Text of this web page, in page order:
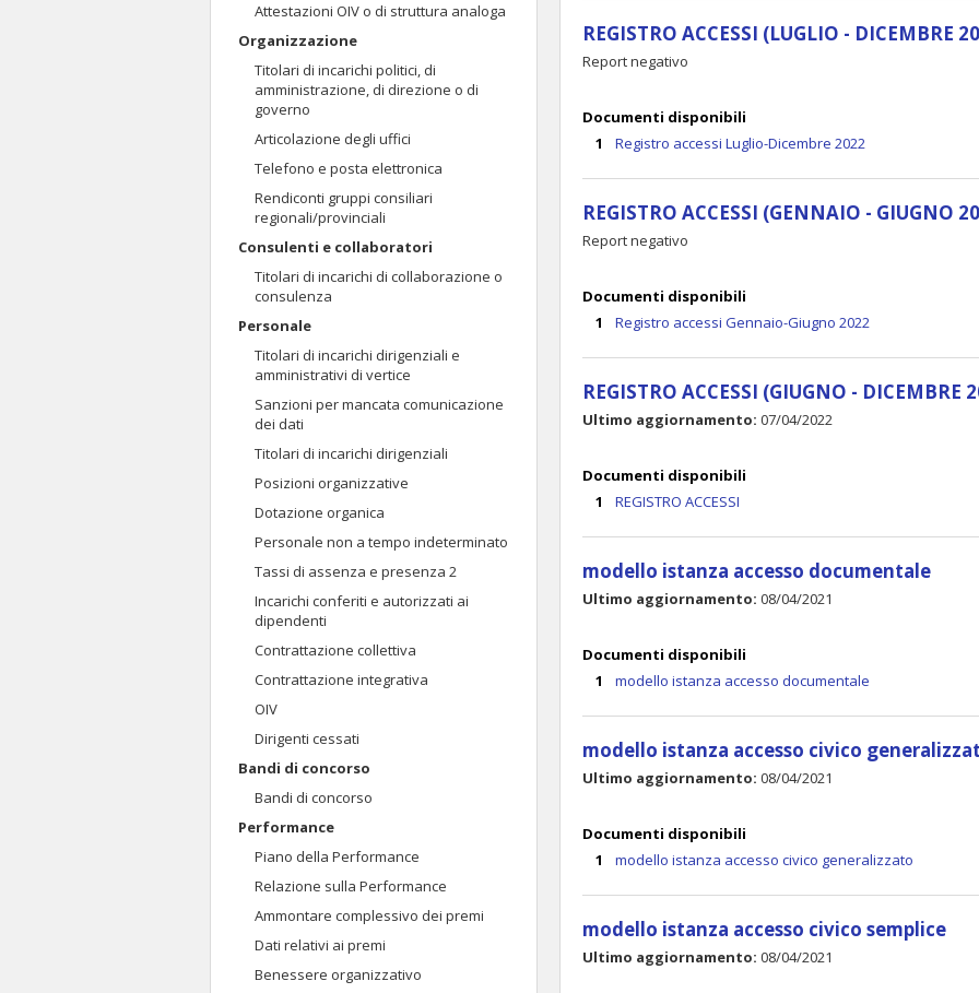
Attestazioni OIV o di struttura analoga
Organizzazione
Titolari di incarichi politici, di
amministrazione, di direzione o di
governo
Articolazione degli uffici
Telefono e posta elettronica
Rendiconti gruppi consiliari
regionali/provinciali
Consulenti e collaboratori
Titolari di incarichi di collaborazione o
consulenza
Personale
Titolari di incarichi dirigenziali e
amministrativi di vertice
Sanzioni per mancata comunicazione
dei dati
Titolari di incarichi dirigenziali
Posizioni organizzative
Dotazione organica
Personale non a tempo indeterminato
Tassi di assenza e presenza 2
Incarichi conferiti e autorizzati ai
dipendenti
Contrattazione collettiva
Contrattazione integrativa
OIV
Dirigenti cessati
Bandi di concorso
Bandi di concorso
Performance
Piano della Performance
Relazione sulla Performance
Ammontare complessivo dei premi
Dati relativi ai premi
Benessere organizzativo
REGISTRO ACCESSI (LUGLIO - DICEMBRE
Report negativo
Documenti disponibili
Registro accessi Luglio-Dicembre 2022
REGISTRO ACCESSI (GENNAIO - GIUGNO
Report negativo
Documenti disponibili
Registro accessi Gennaio-Giugno 2022
REGISTRO ACCESSI (GIUGNO - DICEMBRE
Ultimo aggiornamento: 07/04/2022
Documenti disponibili
REGISTRO ACCESSI
modello istanza accesso documentale
Ultimo aggiornamento: 08/04/2021
Documenti disponibili
modello istanza accesso documentale
modello istanza accesso civico
Ultimo aggiornamento: 08/04/2021
Documenti disponibili
modello istanza accesso civico generalizzato
modello istanza accesso civico semplice
Ultimo aggiornamento: 08/04/2021